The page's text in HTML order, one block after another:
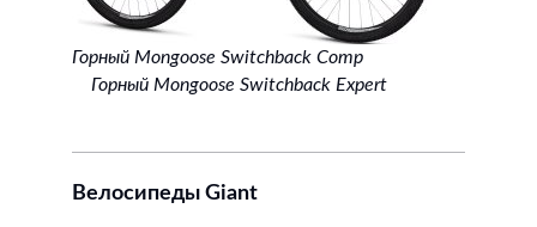
Горный Mongoose Switchback Comp
Горный Mongoose Switchback Expert
Велосипеды Giant